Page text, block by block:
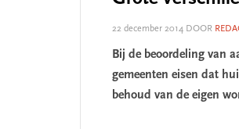
22 december 2014 DOOR
Bij de beoordeling van
gemeenten eisen dat
behoud van de eigen